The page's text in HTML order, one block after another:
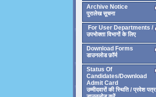
Archive Notice
पुरालेख सूचना
For User Departments /
उपभोक्ता विभागों के लिए
Download Forms
डाउनलोड फ़ॉर्म
Status Of
Candidates/Download
Admit Card
उम्मीदवारों की स्थिति / प्रवेश पत्र